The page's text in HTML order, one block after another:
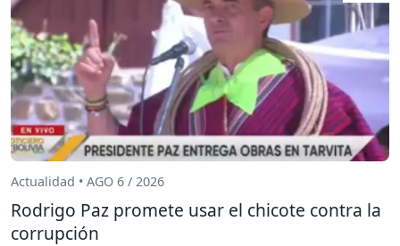
Actualidad • AGO 6 / 2026
Rodrigo Paz promete usar el chicote contra la
corrupción